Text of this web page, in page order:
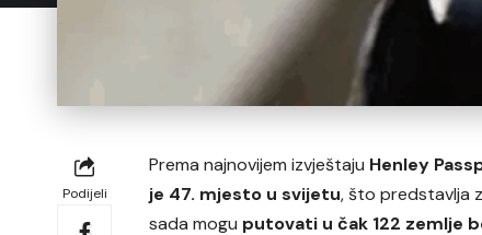
Podijeli
Prema najnovijem izvještaju Henley
je 47. mjesto u svijetu, što predstavlja
sada mogu putovati u čak 122 zemlje